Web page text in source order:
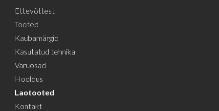
Ettevõttest
Tooted
Kaubamärgid
Kasutatud tehnika
Varuosad
Hooldus
Laotooted
Kontakt